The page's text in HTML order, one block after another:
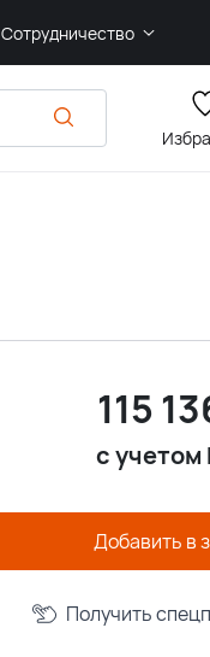
Сотрудничество
115
с
Добавить в
Получить